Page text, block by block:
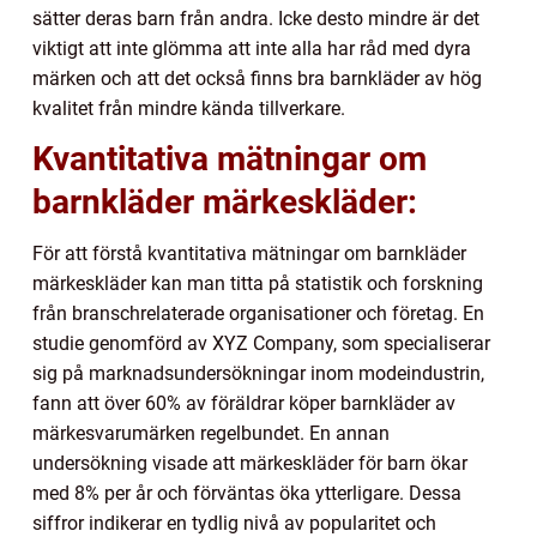
sätter deras barn från andra. Icke desto mindre är det
viktigt att inte glömma att inte alla har råd med dyra
märken och att det också finns bra barnkläder av hög
kvalitet från mindre kända tillverkare.
Kvantitativa mätningar om
barnkläder märkeskläder:
För att förstå kvantitativa mätningar om barnkläder
märkeskläder kan man titta på statistik och forskning
från branschrelaterade organisationer och företag. En
studie genomförd av XYZ Company, som specialiserar
sig på marknadsundersökningar inom modeindustrin,
fann att över 60% av föräldrar köper barnkläder av
märkesvarumärken regelbundet. En annan
undersökning visade att märkeskläder för barn ökar
med 8% per år och förväntas öka ytterligare. Dessa
siffror indikerar en tydlig nivå av popularitet och